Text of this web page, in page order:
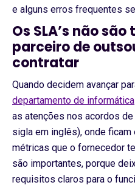
e alguns erros frequentes
Os SLA’s não
parceiro de
contratar
Quando decidem avançar
departamento de informática
as atenções nos acordos de
sigla em inglês), onde
métricas que o fornecedor
são importantes, porque
requisitos claros para o